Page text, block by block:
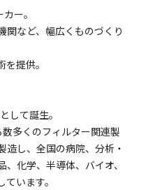
ー。
関など、幅広くものづくり
提供。
して誕生。
多くのフィルター関連製
造し、全国の病院、分析・
化学、半導体、バイオ、
います。